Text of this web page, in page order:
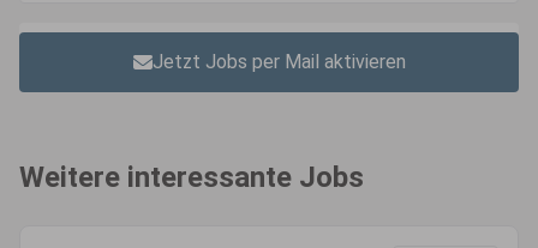
Jetzt Jobs per Mail aktivieren
Weitere interessante Jobs